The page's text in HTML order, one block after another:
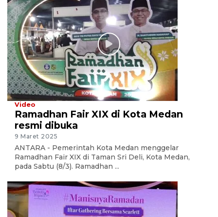
Video
​​​​​​​Ramadhan Fair XIX di Kota Medan
resmi dibuka
9 Maret 2025
ANTARA - Pemerintah Kota Medan menggelar
Ramadhan Fair XIX di Taman Sri Deli, Kota Medan,
pada Sabtu (8/3). Ramadhan ...